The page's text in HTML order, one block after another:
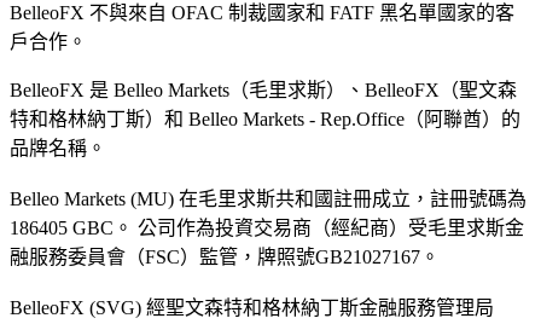
BelleoFX 不與來自 OFAC 制裁國家和 FATF 黑名單國家的客
戶合作。
BelleoFX 是 Belleo Markets（毛里求斯）、BelleoFX（聖文森
特和格林納丁斯）和 Belleo Markets - Rep.Office（阿聯酋）的
品牌名稱。
Belleo Markets (MU) 在毛里求斯共和國註冊成立，註冊號碼為
186405 GBC。 公司作為投資交易商（經紀商）受毛里求斯金
融服務委員會（FSC）監管，牌照號GB21027167。
BelleoFX (SVG) 經聖文森特和格林納丁斯金融服務管理局